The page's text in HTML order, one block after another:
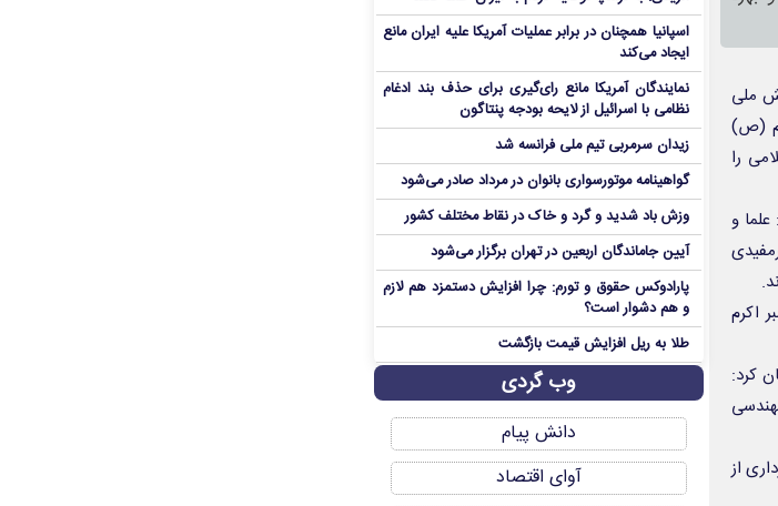
ملی
(ص)
را
و
اکرم
کرد:
از
اسپانیا همچنان در برابر عملیات آمریکا علیه ایران مانع
ایجاد می‌کند
نمایندگان آمریکا مانع رای‌گیری برای حذف بند ادغام
نظامی با اسرائیل از لایحه بودجه پنتاگون
زیدان سرمربی تیم ملی فرانسه شد
گواهینامه موتورسواری بانوان در مرداد صادر می‌شود
وزش باد شدید و گرد و خاک در نقاط مختلف کشور
آیین جاماندگان اربعین در تهران برگزار می‌شود
پارادوکس حقوق و تورم: چرا افزایش دستمزد هم لازم
و هم دشوار است؟
طلا به ریل افزایش قیمت بازگشت
وب گردی
دانش پیام
آوای اقتصاد